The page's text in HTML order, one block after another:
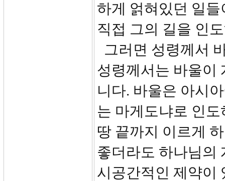
하게 얽혀있던 일
직접 그의 길을 인
그러면 성령께서
성령께서는 바울이
니다. 바울은 아시
는 마게도냐로 인
땅 끝까지 이르게
좋더라도 하나님의
시공간적인 제약이